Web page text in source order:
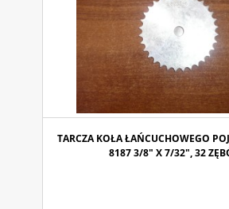
TARCZA KOŁA ŁAŃCUCHOWEGO
8187 3/8" X 7/32", 32